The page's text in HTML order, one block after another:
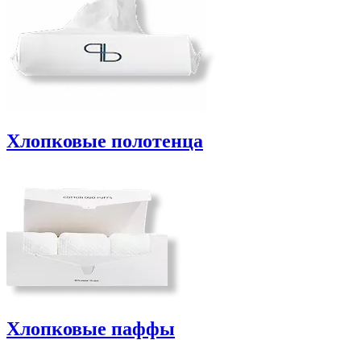
Хлопковые полотенца
Хлопковые паффы